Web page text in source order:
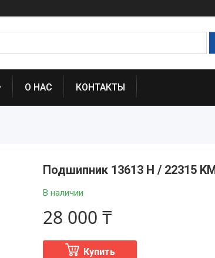
О НАС КОНТАКТЫ
Подшипник 13613 Н / 22315
В наличии
28 000 ₸
Купить